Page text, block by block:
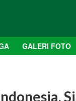
GALERI FOTO